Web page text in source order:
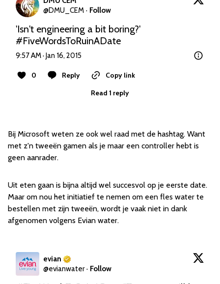
@DMU_CEM · Follow
#FiveWordsToRuinADate
9:57 AM · Jan 16, 2015
0 Reply
Copy link
Read 1 reply
Bij Microsoft weten ze ook wel raad met de hashtag. Want
met z'n tweeën gamen als je maar een controller hebt is
geen aanrader.
Uit eten gaan is bijna altijd wel succesvol op je eerste date.
Maar om nou het initiatief te nemen om een fles water te
bestellen met zijn tweeën, wordt je vaak niet in dank
afgenomen volgens Evian water.
evian
@evianwater · Follow